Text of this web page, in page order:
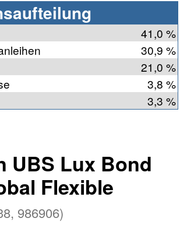
41,0 %
30,9 %
21,0 %
3,8 %
3,3 %
UBS Lux Bond
Flexible
986906)